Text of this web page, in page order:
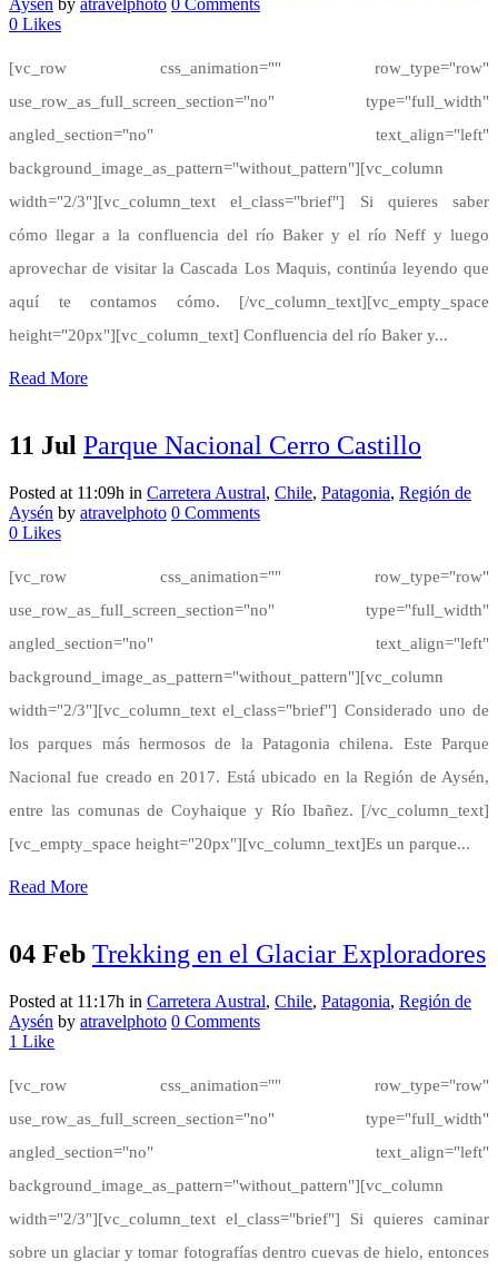
Aysén by atravelphoto 0 Comments
0 Likes
[vc_row css_animation="" row_type="row"
use_row_as_full_screen_section="no" type="full_width"
angled_section="no" text_align="left"
background_image_as_pattern="without_pattern"][vc_column
width="2/3"][vc_column_text el_class="brief"] Si quieres saber
cómo llegar a la confluencia del río Baker y el río Neff y luego
aprovechar de visitar la Cascada Los Maquis, continúa leyendo que
aquí te contamos cómo. [/vc_column_text][vc_empty_space
height="20px"][vc_column_text] Confluencia del río Baker y...
Read More
11 Jul Parque Nacional Cerro Castillo
Posted at 11:09h in Carretera Austral, Chile, Patagonia, Región de
Aysén by atravelphoto 0 Comments
0 Likes
[vc_row css_animation="" row_type="row"
use_row_as_full_screen_section="no" type="full_width"
angled_section="no" text_align="left"
background_image_as_pattern="without_pattern"][vc_column
width="2/3"][vc_column_text el_class="brief"] Considerado uno de
los parques más hermosos de la Patagonia chilena. Este Parque
Nacional fue creado en 2017. Está ubicado en la Región de Aysén,
entre las comunas de Coyhaique y Río Ibañez. [/vc_column_text]
[vc_empty_space height="20px"][vc_column_text]Es un parque...
Read More
04 Feb Trekking en el Glaciar Exploradores
Posted at 11:17h in Carretera Austral, Chile, Patagonia, Región de
Aysén by atravelphoto 0 Comments
1 Like
[vc_row css_animation="" row_type="row"
use_row_as_full_screen_section="no" type="full_width"
angled_section="no" text_align="left"
background_image_as_pattern="without_pattern"][vc_column
width="2/3"][vc_column_text el_class="brief"] Si quieres caminar
sobre un glaciar y tomar fotografías dentro cuevas de hielo, entonces